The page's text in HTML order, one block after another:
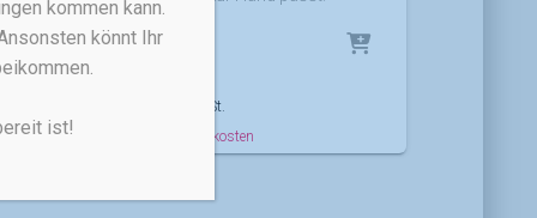
35,00€
inkl. MwSt.
Versandkosten
kommen kann.
könnt Ihr
ist!